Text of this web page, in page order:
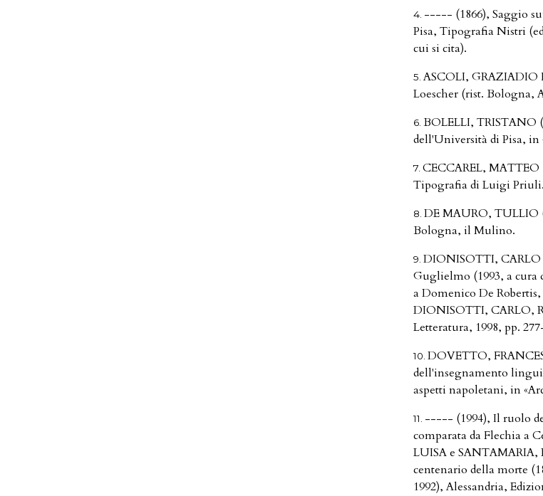
----- (1866), Saggio
Pisa, Tipografia Nistri
cui si cita).
ASCOLI, GRAZIADIO
Loescher (rist. Bologna,
BOLELLI, TRISTANO
dell'Università di Pisa, in
CECCAREL,
Tipografia di Luigi Priuli.
DE MAURO, TULLIO
Bologna, il Mulino.
DIONISOTTI, CARLO
Guglielmo (1993, a cura
a Domenico De
DIONISOTTI, CARLO,
Letteratura, 1998, pp.
DOVETTO,
dell'insegnamento
aspetti napoletani, in
----- (1994), Il ruolo
comparata da Flechia a
LUISA e
centenario della morte
1992), Alessandria,